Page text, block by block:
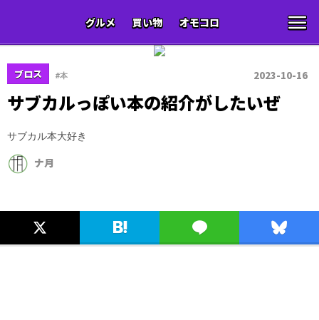
グルメ 買い物 オモコロ
ブロス #本 2023-10-16
サブカルっぽい本の紹介がしたいぜ
サブカル本大好き
ナ月